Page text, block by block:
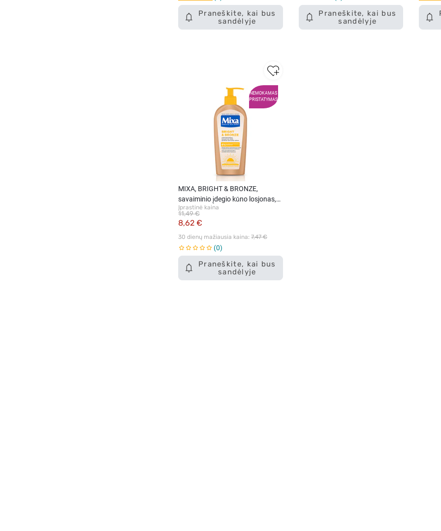
Praneškite, kai bus
sandėlyje
Praneškite, kai bus
sandėlyje
NEMOKAMAS
PRISTATYMAS
Praneškite, kai bus
sandėlyje
MIXA, BRIGHT & BRONZE,
savaiminio įdegio kūno losjonas,
250 ml.
Įprastinė kaina
8,62 €
11,49 €
30 dienų mažiausia kaina: 7,47 €
0